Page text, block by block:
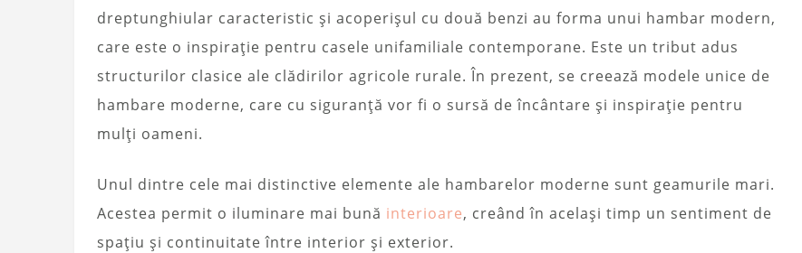
dreptunghiular caracteristic și acoperișul cu două benzi au forma unui hambar modern,
care este o inspirație pentru casele unifamiliale contemporane. Este un tribut adus
structurilor clasice ale clădirilor agricole rurale. În prezent, se creează modele unice de
hambare moderne, care cu siguranță vor fi o sursă de încântare și inspirație pentru
mulți oameni.
Unul dintre cele mai distinctive elemente ale hambarelor moderne sunt geamurile mari.
Acestea permit o iluminare mai bună interioare, creând în același timp un sentiment de
spațiu și continuitate între interior și exterior.